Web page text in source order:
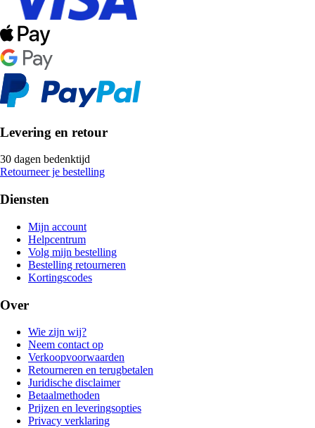
Levering en retour
30 dagen bedenktijd
Retourneer je bestelling
Diensten
Mijn account
Helpcentrum
Volg mijn bestelling
Bestelling retourneren
Kortingscodes
Over
Wie zijn wij?
Neem contact op
Verkoopvoorwaarden
Retourneren en terugbetalen
Juridische disclaimer
Betaalmethoden
Prijzen en leveringsopties
Privacy verklaring